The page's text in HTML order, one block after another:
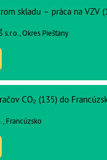
skladu – práca na VZV
s.r.o., Okres Piešťany
CO₂ (135) do
Francúzsko